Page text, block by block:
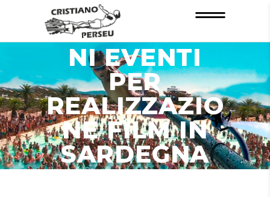
INFORMAZIO
NI EVENTI
PER
REALIZZAZIO
NE FILM IN
SARDEGNA
ZONA CHIA